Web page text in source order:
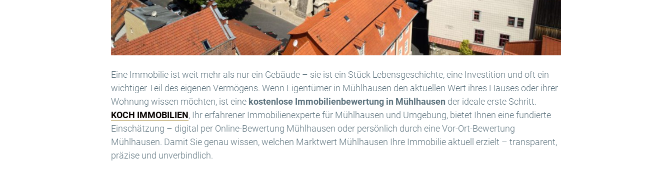
Eine Immobilie ist weit mehr als nur ein Gebäude – sie ist ein Stück Lebensgeschichte, eine Investition und oft ein
wichtiger Teil des eigenen Vermögens. Wenn Eigentümer in Mühlhausen den aktuellen Wert ihres Hauses oder ihrer
Wohnung wissen möchten, ist eine kostenlose Immobilienbewertung in Mühlhausen der ideale erste Schritt.
KOCH IMMOBILIEN, Ihr erfahrener Immobilienexperte für Mühlhausen und Umgebung, bietet Ihnen eine fundierte
Einschätzung – digital per Online-Bewertung Mühlhausen oder persönlich durch eine Vor-Ort-Bewertung
Mühlhausen. Damit Sie genau wissen, welchen Marktwert Mühlhausen Ihre Immobilie aktuell erzielt – transparent,
präzise und unverbindlich.